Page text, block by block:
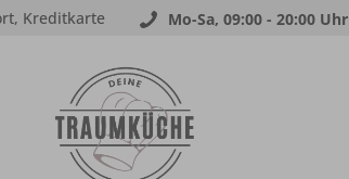
Kreditkarte Mo-Sa, 09:00 - 20:00 Uhr